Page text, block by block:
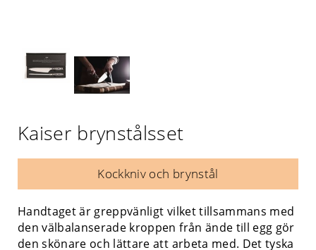
Kaiser brynstålsset
Kockkniv och brynstål
Handtaget är greppvänligt vilket tillsammans med
den välbalanserade kroppen från ände till egg gör
den skönare och lättare att arbeta med. Det tyska